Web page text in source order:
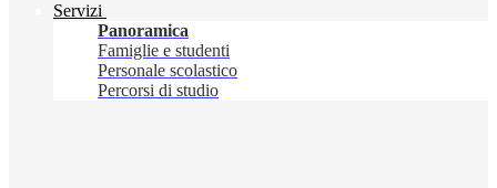
Servizi
Panoramica
Famiglie e studenti
Personale scolastico
Percorsi di studio